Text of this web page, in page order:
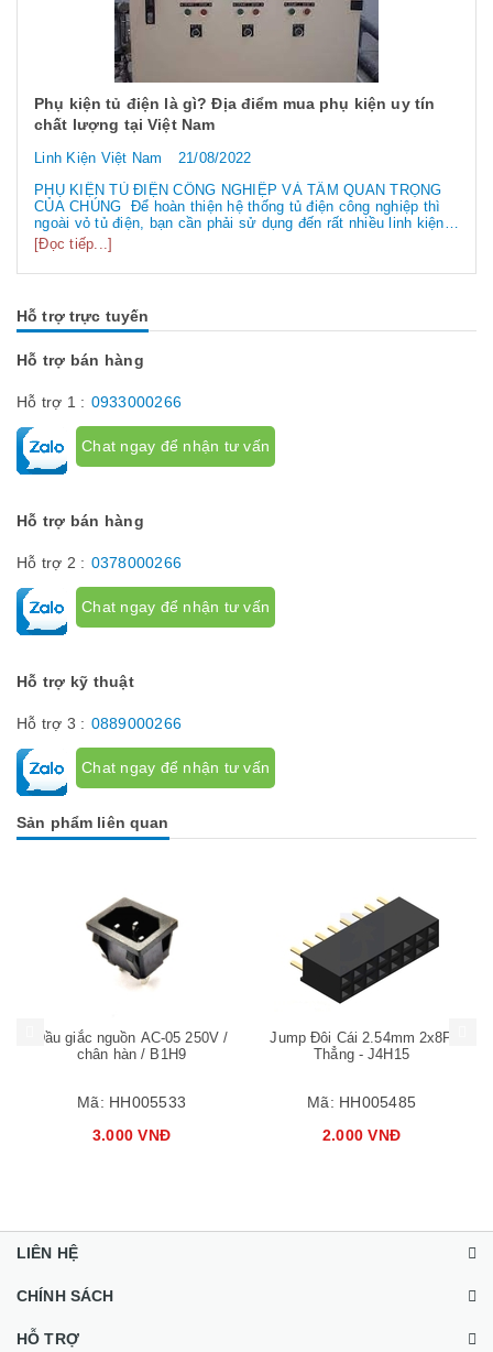
Phụ kiện tủ điện là gì? Địa điểm mua phụ kiện uy tín
chất lượng tại Việt Nam
Linh Kiện Việt Nam
21/08/2022
PHỤ KIỆN TỦ ĐIỆN CÔNG NGHIỆP VÀ TẦM QUAN TRỌNG
CỦA CHÚNG Để hoàn thiện hệ thống tủ điện công nghiệp thì
ngoài vỏ tủ điện, bạn cần phải sử dụng đến rất nhiều linh kiện
tủ điện công nghiệp khác nhau. Vậy các loại phụ kiện tủ điện
công nghiệp bao gồm những gì? Chúng có tác dụng như thế
nào hãy...
[Đọc tiếp...]
Hỗ trợ trực tuyến
Hỗ trợ bán hàng
Hỗ trợ 1 : 0933000266
Chat ngay để nhận tư vấn
Hỗ trợ bán hàng
Hỗ trợ 2 : 0378000266
Chat ngay để nhận tư vấn
Hỗ trợ kỹ thuật
Hỗ trợ 3 : 0889000266
Chat ngay để nhận tư vấn
Sản phẩm liên quan
Đầu giắc nguồn AC-05 250V /
chân hàn / B1H9
Mã: HH005533
3.000 VNĐ
Jump Đôi Cái 2.54mm 2x8P
Thẳng - J4H15
Mã: HH005485
2.000 VNĐ
Mua hàng
LIÊN HỆ
CHÍNH SÁCH
HỖ TRỢ